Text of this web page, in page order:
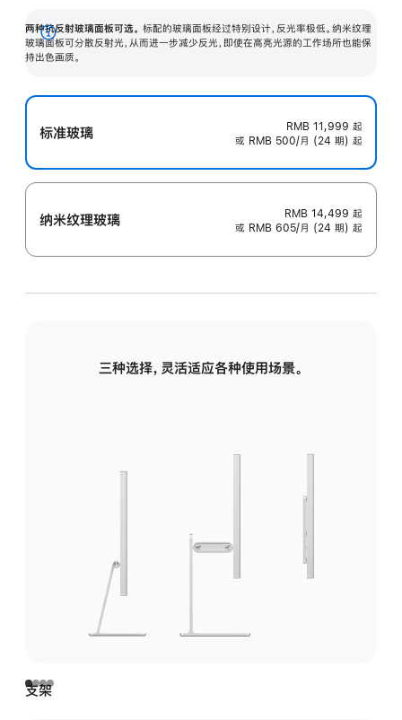
两种抗反射玻璃面板可选。 标配的玻璃面板经过特别设计，反光率极低。纳米纹理
玻璃面板可分散反射光，从而进一步减少反光，即使在高亮光源的工作场所也能保
持出色画质。
展
开
标准玻璃 RMB 11,999 起
或 RMB 500/月 (24 期) 起
纳米纹理玻璃 RMB 14,499 起
或 RMB 605/月 (24 期) 起
三种选择，灵活适应各种使用场景。
支架